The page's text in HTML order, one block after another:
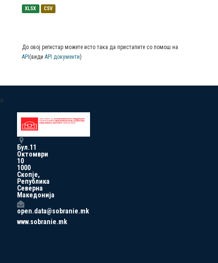
XLSX CSV
До овој регистар можете исто така да пристапите со помош на
API (види API документи)
a
Бул.11
Октомври
10
1000
Скопје,
Република
Северна
Македонија
open.data@sobranie.mk
www.sobranie.mk